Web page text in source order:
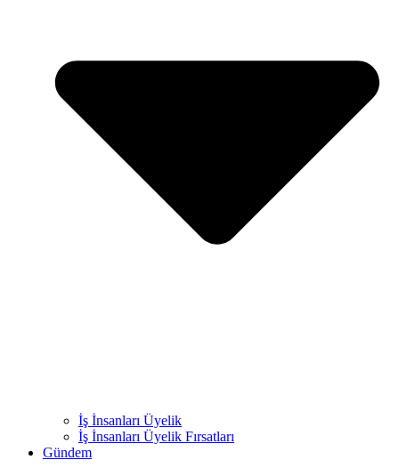
İş İnsanları Üyelik
İş İnsanları Üyelik Fırsatları
Gündem